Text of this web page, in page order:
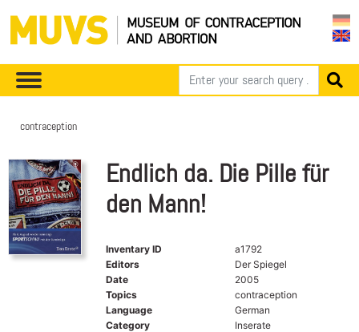
contraception
Endlich da. Die Pille für
den Mann!
Inventary ID
a1792
Editors
Der Spiegel
Date
2005
Topics
contraception
Language
German
Category
Inserate